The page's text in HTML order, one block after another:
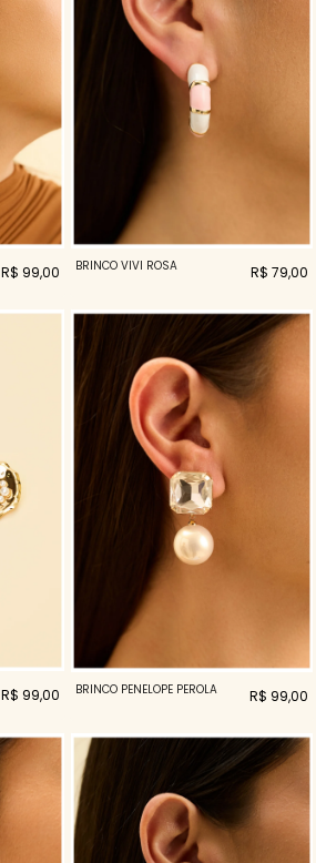
R$ 99,00 BRINCO VIVI ROSA R$ 79,00
R$ 99,00 BRINCO PENELOPE PEROLA R$ 99,00